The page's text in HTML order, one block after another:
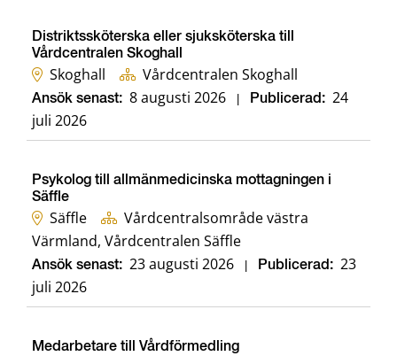
Distriktssköterska eller sjuksköterska till
Vårdcentralen Skoghall
Skoghall Vårdcentralen Skoghall
Ansök senast: 8 augusti 2026 Publicerad: 24
juli 2026
Psykolog till allmänmedicinska mottagningen i
Säffle
Säffle
Vårdcentralsområde västra
Värmland, Vårdcentralen Säffle
Ansök senast: 23 augusti 2026 Publicerad: 23
juli 2026
Medarbetare till Vårdförmedling